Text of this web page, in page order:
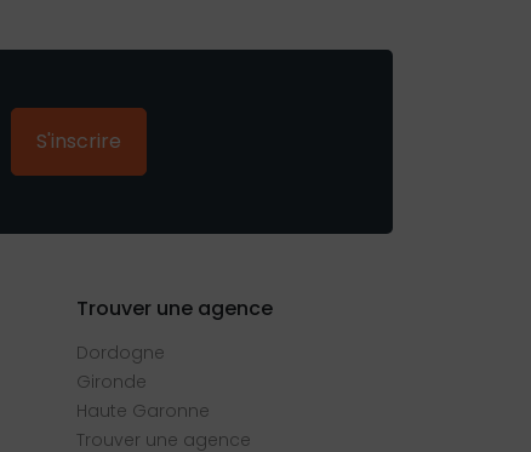
S'inscrire
Trouver une agence
Dordogne
Gironde
Haute Garonne
Trouver une agence